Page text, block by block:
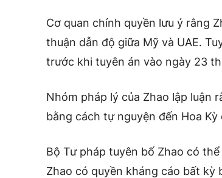
Cơ quan chính quyền lưu ý rằng
thuận dẫn độ giữa Mỹ và UAE.
trước khi tuyên án vào ngày 23
Nhóm pháp lý của Zhao lập luận
bằng cách tự nguyện đến Hoa Kỳ
Bộ Tư pháp tuyên bố Zhao có
Zhao có quyền kháng cáo bất kỳ